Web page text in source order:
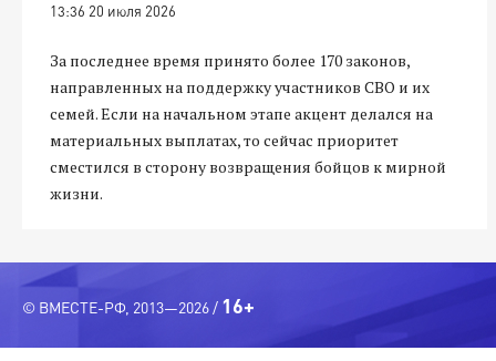
13:36 20 июля 2026
За последнее время принято более 170 законов,
направленных на поддержку участников СВО и их
семей. Если на начальном этапе акцент делался на
материальных выплатах, то сейчас приоритет
сместился в сторону возвращения бойцов к мирной
жизни.
© ВМЕСТЕ-РФ, 2013—2026 / 16+